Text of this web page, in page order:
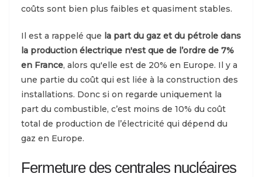
coûts sont bien plus faibles et quasiment stables.
Il est a rappelé que la part du gaz et du pétrole dans
la production électrique n'est que de l’ordre de 7%
en France, alors qu'elle est de 20% en Europe. Il y a
une partie du coût qui est liée à la construction des
installations. Donc si on regarde uniquement la
part du combustible, c’est moins de 10% du coût
total de production de l’électricité qui dépend du
gaz en Europe.
Fermeture des centrales nucléaires